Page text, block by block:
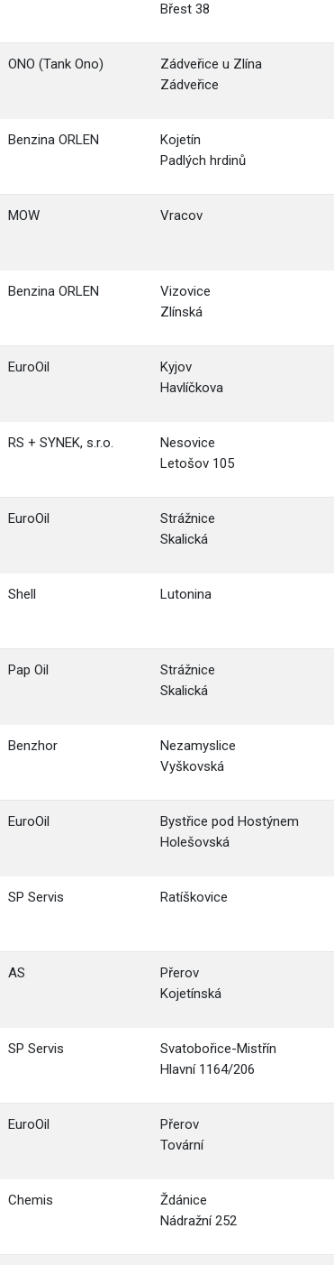
Břest 38
ONO (Tank Ono)
Zádveřice u Zlína
Zádveřice
Benzina ORLEN
Kojetín
Padlých hrdinů
MOW Vracov
Benzina ORLEN
Vizovice
Zlínská
EuroOil
Kyjov
Havlíčkova
RS + SYNEK, s.r.o.
Nesovice
Letošov 105
EuroOil
Strážnice
Skalická
Shell Lutonina
Pap Oil
Strážnice
Skalická
Benzhor
Nezamyslice
Vyškovská
EuroOil
Bystřice pod Hostýnem
Holešovská
SP Servis Ratíškovice
AS
Přerov
Kojetínská
SP Servis
Svatobořice-Mistřín
Hlavní 1164/206
EuroOil
Přerov
Tovární
Chemis
Ždánice
Nádražní 252